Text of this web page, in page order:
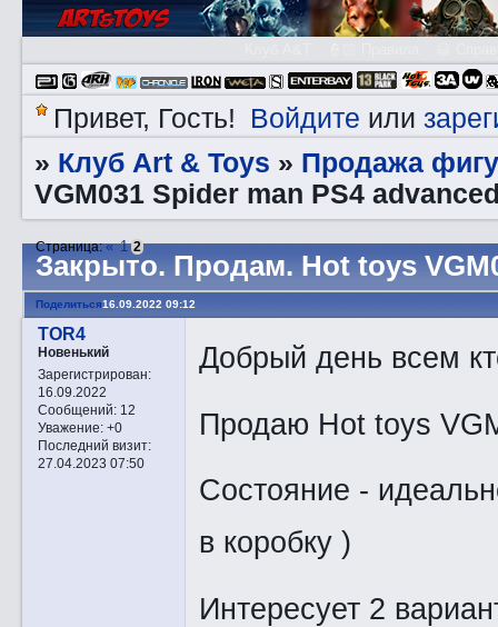
Привет, Гость! Войдите или
» Клуб Art & Toys » Продажа
VGM031 Spider man PS4
Закрытo. Прoдам. Hot toys
Страница:« 1 2
Поделиться16.09.2022 09:12
TOR4
Новенький
Зарегистрирован:
16.09.2022
Сообщений:12
Уважение: +0
Последний визит:
27.04.2023 07:50
Добрый день всем
Продаю Hot toys
Состояние -
в коробку )
Интересует 2